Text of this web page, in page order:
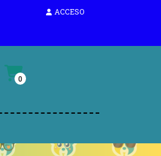
ACCESO
0